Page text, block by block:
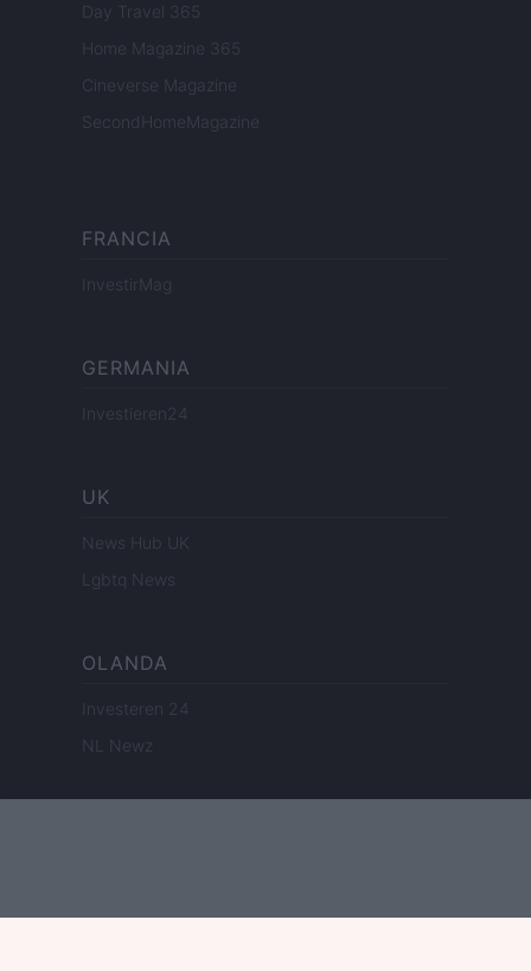
Day Travel 365
Home Magazine 365
Cineverse Magazine
SecondHomeMagazine
FRANCIA
InvestirMag
GERMANIA
Investieren24
UK
News Hub UK
Lgbtq News
OLANDA
Investeren 24
NL Newz